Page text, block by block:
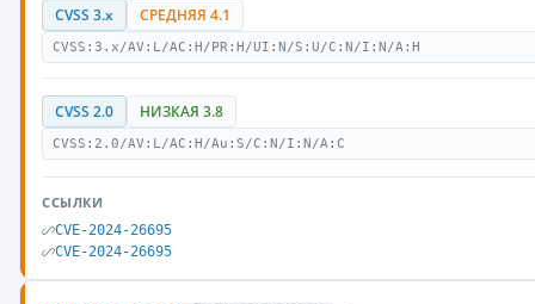
CVSS 3.x СРЕДНЯЯ 4.1
CVSS:3.x/AV:L/AC:H/PR:H/UI:N/S:U/C:N/I:N/A:H
CVSS 2.0 НИЗКАЯ 3.8
CVSS:2.0/AV:L/AC:H/Au:S/C:N/I:N/A:C
ССЫЛКИ
CVE-2024-26695
CVE-2024-26695